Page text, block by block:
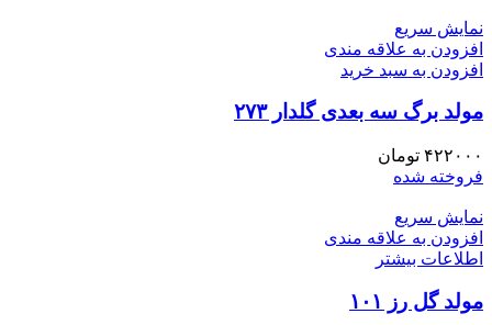
نمایش سریع
افزودن به علاقه مندی
افزودن به سبد خرید
مولد برگ سه بعدی گلدار ۲۷۳
۴۲۲۰۰۰ تومان
فروخته شده
نمایش سریع
افزودن به علاقه مندی
اطلاعات بیشتر
مولد گل رز ۱۰۱